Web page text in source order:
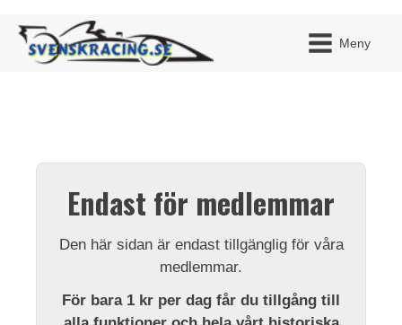
Meny
Endast för medlemmar
Den här sidan är endast tillgänglig för våra
medlemmar.
För bara 1 kr per dag får du tillgång till